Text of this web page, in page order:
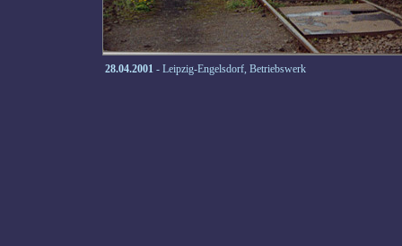
28.04.2001 - Leipzig-Engelsdorf, Betriebswerk